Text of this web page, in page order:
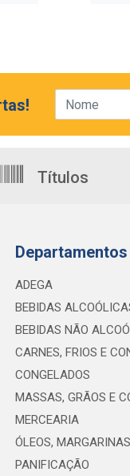
Títulos
Departamentos
ADEGA
BEBIDAS
BEBIDAS NÃO
CARNES, FRIOS E
CONGELADOS
MASSAS, GRÃOS E
MERCEARIA
ÓLEOS,
PANIFICAÇÃO